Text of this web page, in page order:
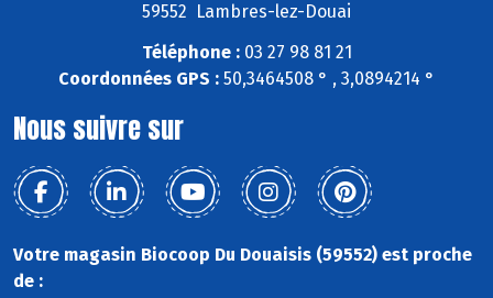
59552 Lambres-lez-Douai
Téléphone :03 27 98 81 21
Coordonnées GPS : 50,3464508 ° , 3,0894214 °
Nous suivre sur
Votre magasin Biocoop Du Douaisis (59552) est proche
de :